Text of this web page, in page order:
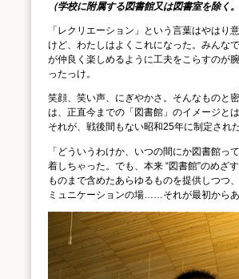
（学校に附属する図書館又は図書室を除く
「レクリエーション」という言葉はやはり
けど、わたしはよくこれになった。みんな
が仲良く楽しめるように工夫をこらすのが
ったっけ。
笑顔、笑い声、にぎやかさ。そんなものと
は、正直今までの「図書館」のイメージと
それが、戦後間もない昭和25年に制定され
「どういうわけか、いつの間にか図書館っ
着しちゃった。でも、本来 “図書館”のめざ
ものまで含めたあらゆるものを提供しつつ
ミュニケーションの場……それが最初からあ